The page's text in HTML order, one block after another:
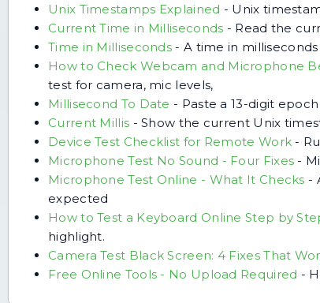
Unix Timestamps Explained - Unix
Current Time in Milliseconds - Read the
Time in Milliseconds - A time in
How to Check Webcam and Microphone
test for camera, mic levels,
Millisecond To Date - Paste a 13-digit
Current Millis -Show the current Unix
Device Test Checklist for Remote Work -
Microphone Test No Sound - Four Fixes -
Microphone Test Online - What It Checks -
expected
How to Test a Keyboard Online Step by
highlight.
Camera Test Black Screen: 4 Fixes That
Free Online Tools - No Upload Required -